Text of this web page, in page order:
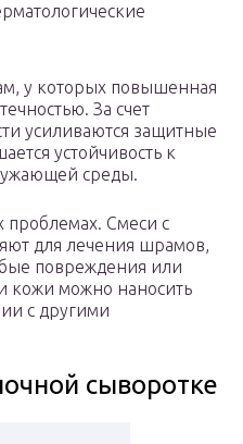
у которых повышенная
За счет
усиливаются защитные
устойчивость к
среды.
Смеси с
для лечения шрамов,
повреждения или
кожи можно наносить
с другими
сыворотке